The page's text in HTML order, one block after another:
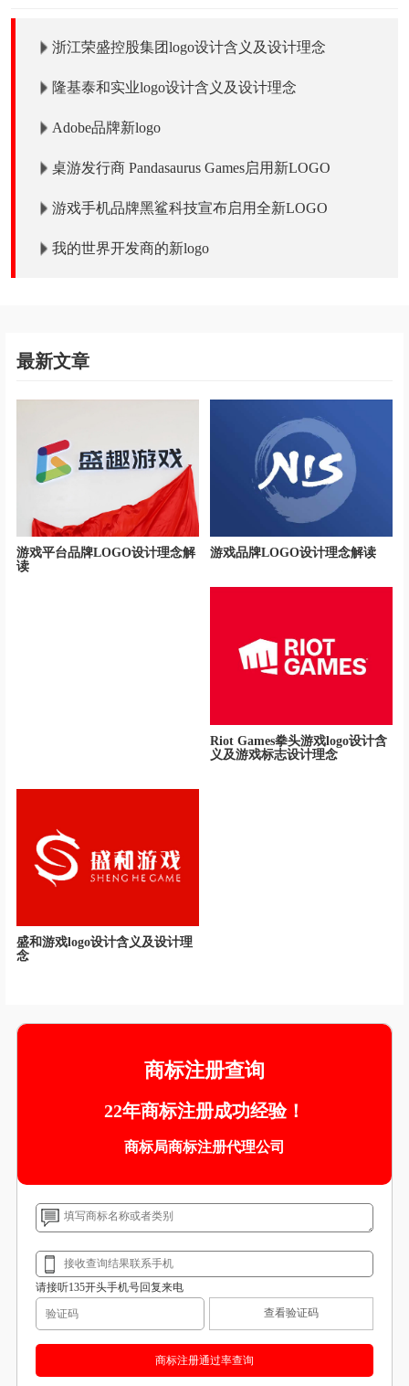
浙江荣盛控股集团logo设计含义及设计理念
隆基泰和实业logo设计含义及设计理念
Adobe品牌新logo
桌游发行商 Pandasaurus Games启用新LOGO
游戏手机品牌黑鲨科技宣布启用全新LOGO
我的世界开发商的新logo
最新文章
游戏平台品牌LOGO设计理念解
读
游戏品牌LOGO设计理念解读
Riot Games拳头游戏logo设计含
义及游戏标志设计理念
盛和游戏logo设计含义及设计理
念
商标注册查询
22年商标注册成功经验！
商标局商标注册代理公司
请接听135开头手机号回复来电
查看验证码